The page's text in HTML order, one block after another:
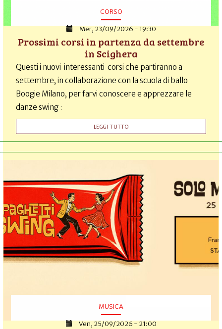
CORSO
Mer, 23/09/2026 - 19:30
Prossimi corsi in partenza da settembre
in Scighera
Questi i nuovi interessanti corsi che partiranno a
settembre, in collaborazione con la scuola di ballo
Boogie Milano, per farvi conoscere e apprezzare le
danze swing :
LEGGI TUTTO
MUSICA
Ven, 25/09/2026 - 21:00